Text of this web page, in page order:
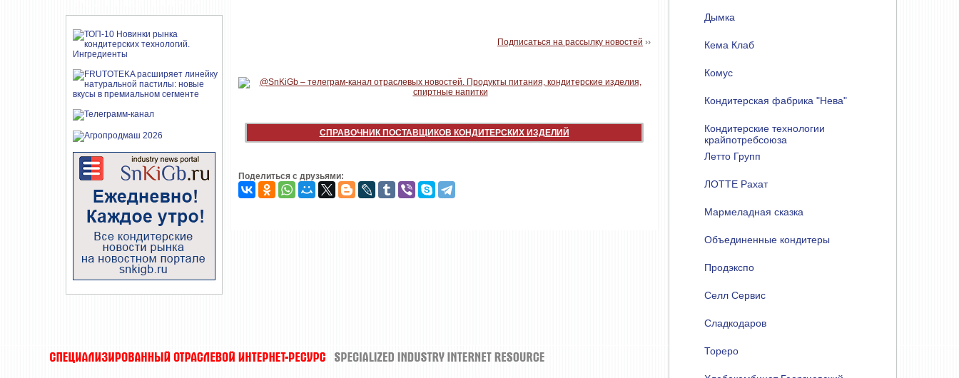
Дымка
Кема Клаб
Комус
Кондитерская фабрика "Нева"
Кондитерские технологии
крайпотребсоюза
Летто Групп
ЛОТТЕ Рахат
Мармеладная сказка
Объединенные кондитеры
Продэкспо
Селл Сервис
Сладкодаров
Тореро
Подписаться на рассылку новостей ››
СПРАВОЧНИК ПОСТАВЩИКОВ КОНДИТЕРСКИХ ИЗДЕЛИЙ
Поделиться с друзьями: